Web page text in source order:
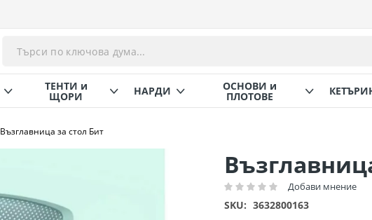
ТЕНТИ и
ЩОРИ НАРДИ ОСНОВИ и
ПЛОТОВЕ
Възглавница за стол Бит
Рейтинг: Добави мнение
SKU 3632800163